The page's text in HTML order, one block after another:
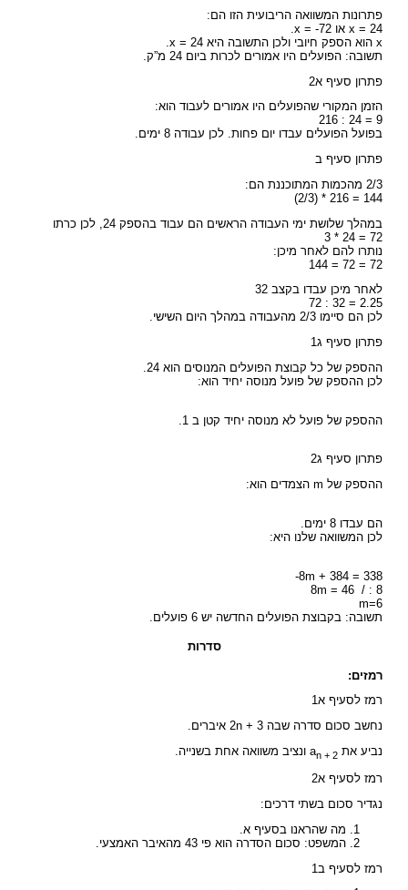
פתרונות המשוואה הריבועית הזו הם:
x = 24 או x = -72.
x הוא הספק חיובי ולכן התשובה היא x = 24.
תשובה: הפועלים היו אמורים לכרות ביום 24 מ”ק.
פתרון סעיף א2
הזמן המקורי שהפועלים היו אמורים לעבוד הוא:
9 = 24 : 216
בפועל הפועלים עבדו יום פחות. לכן עבודה 8 ימים.
פתרון סעיף ב
2/3 מהכמות המתוכננת הם:
144 = 216 * (2/3)
במהלך שלושת ימי העבודה הראשים הם עבוד בהספק 24, לכן כרתו
72 = 24 * 3
נותרו להם לאחר מיכן:
72 = 72 = 144
לאחר מיכן עבדו בקצב 32
2.25 = 32 : 72
לכן הם סיימו 2/3 מהעבודה במהלך היום השישי.
פתרון סעיף ג1
ההספק של כל קבוצת הפועלים המנוסים הוא 24.
לכן ההספק של פועל מנוסה יחיד הוא:
ההספק של פועל לא מנוסה יחיד קטן ב 1.
פתרון סעיף ג2
ההספק של m הצמדים הוא:
הם עבדו 8 ימים.
לכן המשוואה שלנו היא:
8m + 384 = 338-
8m = 46 / : 8
m=6
תשובה: בקבוצת הפועלים החדשה יש 6 פועלים.
סדרות
רמזים:
רמז לסעיף א1
נחשב סכום סדרה שבה 2n + 3 איברים.
נביע את a n + 2 ונציב משוואה אחת בשנייה.
רמז לסעיף א2
נגדיר סכום בשתי דרכים:
מה שהראנו בסעיף א.
המשפט: סכום הסדרה הוא פי 43 מהאיבר האמצעי.
רמז לסעיף ב1